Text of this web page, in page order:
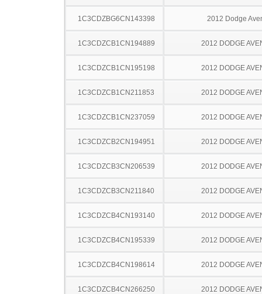
1C3CDZBG6CN143398 2012 Dodge
1C3CDZCB1CN194889 2012 DODGE
1C3CDZCB1CN195198 2012 DODGE
1C3CDZCB1CN211853 2012 DODGE
1C3CDZCB1CN237059 2012 DODGE
1C3CDZCB2CN194951 2012 DODGE
1C3CDZCB3CN206539 2012 DODGE
1C3CDZCB3CN211840 2012 DODGE
1C3CDZCB4CN193140 2012 DODGE
1C3CDZCB4CN195339 2012 DODGE
1C3CDZCB4CN198614 2012 DODGE
1C3CDZCB4CN266250 2012 DODGE